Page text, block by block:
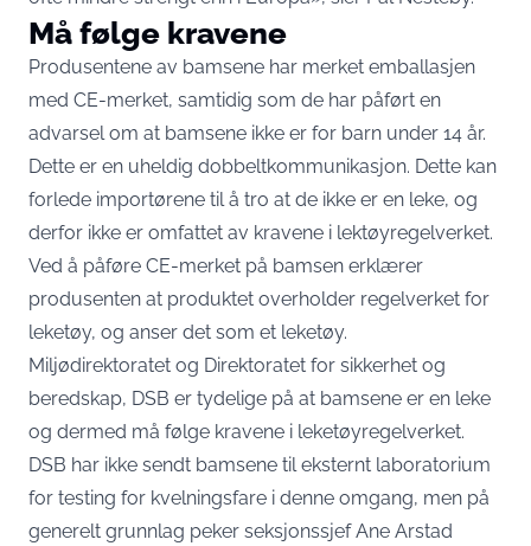
Må følge kravene
Produsentene av bamsene har merket emballasjen
med CE-merket, samtidig som de har påført en
advarsel om at bamsene ikke er for barn under 14 år.
Dette er en uheldig dobbeltkommunikasjon. Dette kan
forlede importørene til å tro at de ikke er en leke, og
derfor ikke er omfattet av kravene i lektøyregelverket.
Ved å påføre CE-merket på bamsen erklærer
produsenten at produktet overholder regelverket for
leketøy, og anser det som et leketøy.
Miljødirektoratet og Direktoratet for sikkerhet og
beredskap, DSB er tydelige på at bamsene er en leke
og dermed må følge kravene i leketøyregelverket.
DSB har ikke sendt bamsene til eksternt laboratorium
for testing for kvelningsfare i denne omgang, men på
generelt grunnlag peker seksjonssjef Ane Arstad